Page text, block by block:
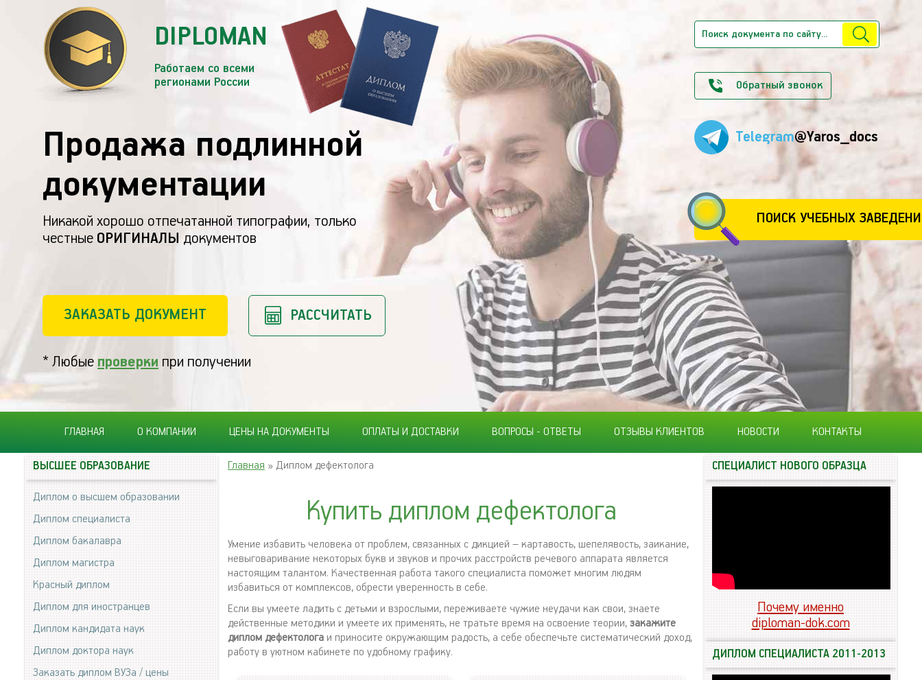
DIPLOMAN
Работаем со всеми
регионами России
Продажа подлинной
документации
Никакой хорошо отпечатанной типографии, только
честные ОРИГИНАЛЫ документов
ЗАКАЗАТЬ ДОКУМЕНТ РАССЧИТАТЬ
* Любые проверки при получении
Обратный звонок
Telegram@Yaros_docs
ПОИСК УЧЕБНЫХ
ГЛАВНАЯ О КОМПАНИИ ЦЕНЫ НА ДОКУМЕНТЫ ОПЛАТЫ И ДОСТАВКИ ВОПРОСЫ - ОТВЕТЫ ОТЗЫВЫ КЛИЕНТОВ НОВОСТИ КОНТАКТЫ
Главная » Диплом дефектолога
Купить диплом дефектолога
Умение избавить человека от проблем, связанных с дикцией – картавость, шепелявость, заикание,
невыговаривание некоторых букв и звуков и прочих расстройств речевого аппарата является
настоящим талантом. Качественная работа такого специалиста поможет многим людям
избавиться от комплексов, обрести уверенность в себе.
Если вы умеете ладить с детьми и взрослыми, переживаете чужие неудачи как свои, знаете
действенные методики и умеете их применять, не тратьте время на освоение теории, закажите
диплом дефектолога и приносите окружающим радость, а себе обеспечьте систематический доход,
работу в уютном кабинете по удобному графику.
ВЫСШЕЕ ОБРАЗОВАНИЕ
Диплом о высшем образовании
Диплом специалиста
Диплом бакалавра
Диплом магистра
Красный диплом
Диплом для иностранцев
Диплом кандидата наук
Диплом доктора наук
Заказать диплом ВУЗа / цены
СПЕЦИАЛИСТ НОВОГО ОБРАЗЦА
Почему именно
diploman-dok.com
ДИПЛОМ СПЕЦИАЛИСТА 2011-2013